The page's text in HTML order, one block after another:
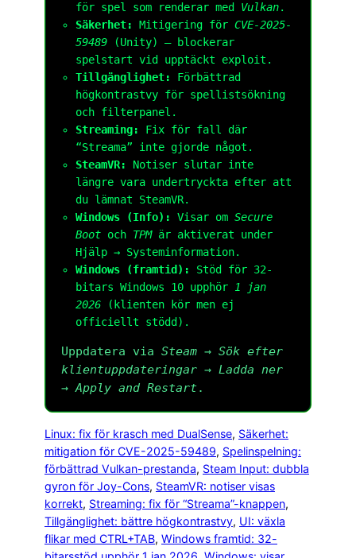
för spel som renderar med Vulkan.
Säkerhet: Mitigering för CVE-2025-
59489(Unity) – blockerar
spelstart vid upptäckt exploit.
Tillgänglighet: Förbättrad
högkontrastvy för spellistsökning
och filterpanel.
Streaming: Fix för fall där
“Streama” inte gjorde något.
SteamVR: Notiser slutar inte
längre vara undertryckta efter att
du lämnat SteamVR.
Windows (Info): Visar om Secure
Bootoch TPMär aktiverat under
Hjälp → Systeminformation.
Windows (framtid): Stöd för 32-
bitars Windows 10 upphör 1 jan
2026(klienten kör men ej
officiellt stödd).
Uppdatera via Steam → Sök efter
klientuppdateringar → Ladda ner
→Apply and Restart.
Linux: fix för krasch med DualSense, Säkerhet:
mitigation för CVE-2025-59489, Spelinspelning:
förbättrad Vulkan-prestanda, Steam Input: dubbla
gyron för Joy-Cons, SteamVR: notiser visas
korrekt, Streaming: fix för “Streama”-knappen
Tillgänglighet: bättre högkontrastvy, UI: växla
flikar med CTRL+TAB, Windows framtid: 32-